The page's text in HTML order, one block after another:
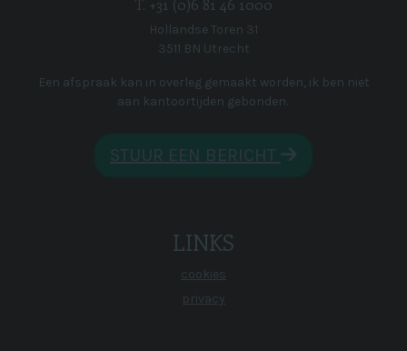
T. +31 (0)6 81 46 1000
Hollandse Toren 31
3511 BN Utrecht
Een afspraak kan in overleg gemaakt worden, ik ben niet
aan kantoortijden gebonden.
STUUR EEN BERICHT
LINKS
cookies
privacy